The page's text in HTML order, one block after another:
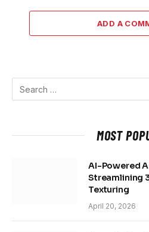
ADD A
MOST
AI-Powered
Streamlining
Texturing
April 20, 2026